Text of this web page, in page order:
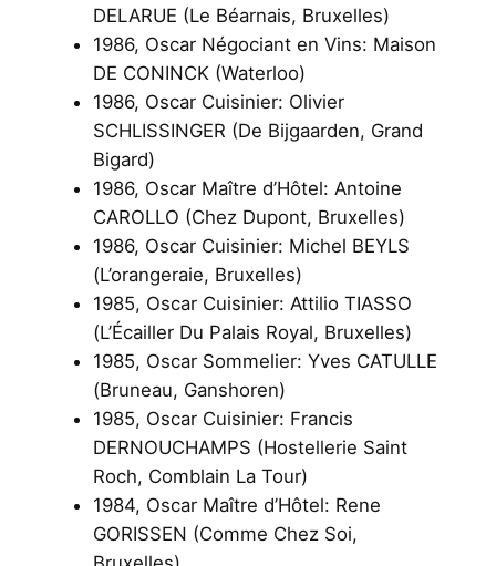
DELARUE (Le Béarnais, Bruxelles)
1986, Oscar Négociant en Vins: Maison
DE CONINCK (Waterloo)
1986, Oscar Cuisinier: Olivier
SCHLISSINGER (De Bijgaarden, Grand
Bigard)
1986, Oscar Maître d’Hôtel: Antoine
CAROLLO (Chez Dupont, Bruxelles)
1986, Oscar Cuisinier: Michel BEYLS
(L’orangeraie, Bruxelles)
1985, Oscar Cuisinier: Attilio TIASSO
(L’Écailler Du Palais Royal, Bruxelles)
1985, Oscar Sommelier: Yves CATULLE
(Bruneau, Ganshoren)
1985, Oscar Cuisinier: Francis
DERNOUCHAMPS (Hostellerie Saint
Roch, Comblain La Tour)
1984, Oscar Maître d’Hôtel: Rene
GORISSEN (Comme Chez Soi,